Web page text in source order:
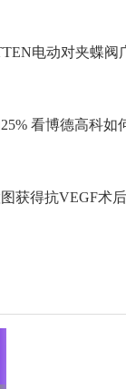
电动对夹蝶阀
看博德高科如
获得抗VEGF术